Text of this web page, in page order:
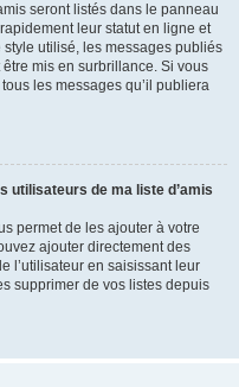
seront listés dans le panneau
leur statut en ligne et
utilisé, les messages publiés
mis en surbrillance. Si vous
les messages qu’il publiera
utilisateurs de ma liste d’amis
permet de les ajouter à votre
ajouter directement des
l’utilisateur en saisissant leur
supprimer de vos listes depuis